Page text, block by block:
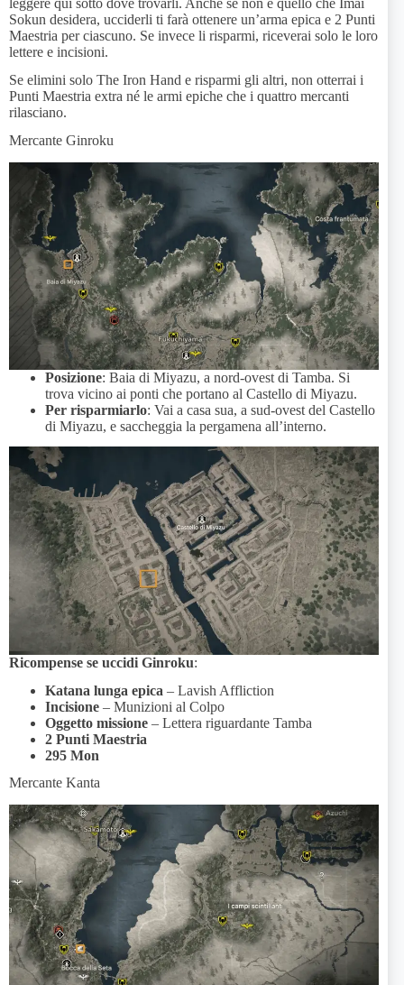
leggere qui sotto dove trovarli. Anche se non è quello che Imai
Sokun desidera, ucciderli ti farà ottenere un’arma epica e 2 Punti
Maestria per ciascuno. Se invece li risparmi, riceverai solo le loro
lettere e incisioni.
Se elimini solo The Iron Hand e risparmi gli altri, non otterrai i
Punti Maestria extra né le armi epiche che i quattro mercanti
rilasciano.
Mercante Ginroku
Posizione: Baia di Miyazu, a nord-ovest di Tamba. Si
trova vicino ai ponti che portano al Castello di Miyazu.
Per risparmiarlo: Vai a casa sua, a sud-ovest del Castello
di Miyazu, e saccheggia la pergamena all’interno.
Ricompense se uccidi Ginroku:
Katana lunga epica – Lavish Affliction
Incisione – Munizioni al Colpo
Oggetto missione – Lettera riguardante Tamba
2 Punti Maestria
295 Mon
Mercante Kanta